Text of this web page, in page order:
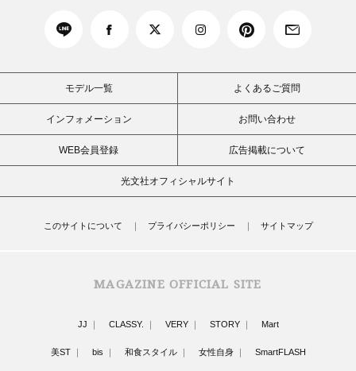
モデル一覧 よくあるご質問
インフォメーション お問い合わせ
WEB会員登録 広告掲載について
光文社オフィシャルサイト
このサイトについて プライバシーポリシー サイトマップ
MAGAZINE OFFICIAL SITE
JJ CLASSY. VERY STORY Mart
美ST bis 和食スタイル 女性自身 SmartFLASH